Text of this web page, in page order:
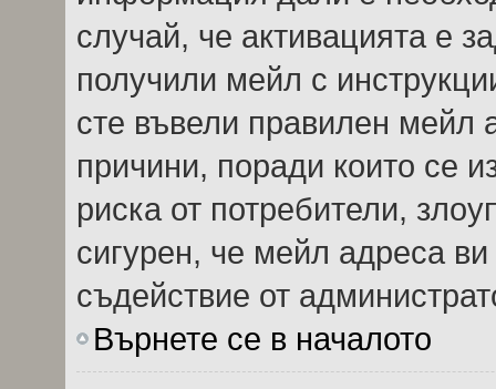
случай, че активацията е
получили мейл с
сте въвели правилен мейл
причини, поради които се
риска от потребители,
сигурен, че мейл адреса
съдействие от
Върнете се в началото